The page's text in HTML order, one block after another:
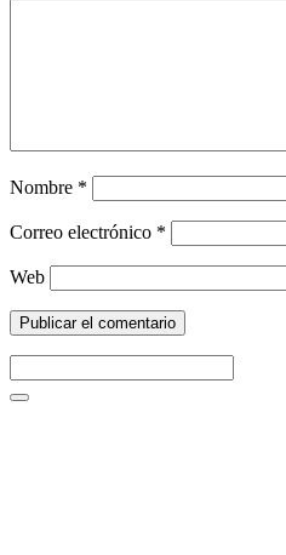
Nombre *
Correo electrónico *
Web